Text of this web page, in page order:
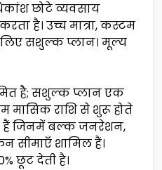
छोटे व्यवसाय
है। उच्च मात्रा, कस्टम
सशुल्क प्लान। मूल्य
है; सशुल्क प्लान एक
मासिक राशि से शुरू होते
हैं जिनमें बल्क जनरेशन,
सीमाएँ शामिल हैं।
छूट देती है।